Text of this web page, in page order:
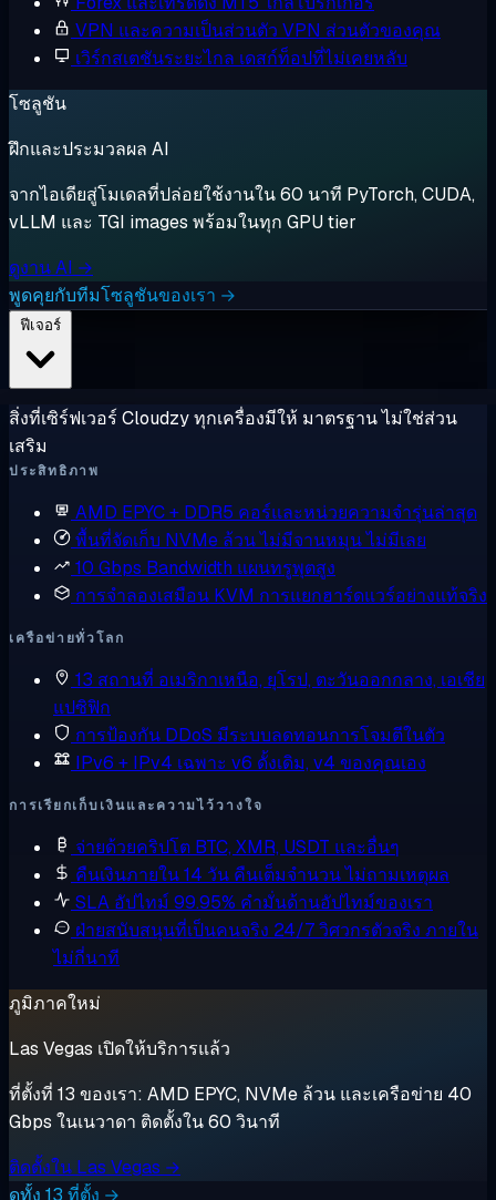
VPN และความเป็นส่วนตัว VPN ส่วนตัวของคุณ
เวิร์กสเตชันระยะไกล เดสก์ท็อปที่ไม่เคยหลับ
โซลูชัน
ฝึกและประมวลผล AI
จากไอเดียสู่โมเดลที่ปล่อยใช้งานใน 60 นาที PyTorch, CUDA,
vLLM และ TGI images พร้อมในทุก GPU tier
ดูงาน AI →
พูดคุยกับทีมโซลูชันของเรา →
สิ่งที่เซิร์ฟเวอร์ Cloudzy ทุกเครื่องมีให้ มาตรฐาน ไม่ใช่ส่วน
เสริม
ประสิทธิภาพ
AMD EPYC + DDR5 คอร์และหน่วยความจำรุ่นล่าสุด
พื้นที่จัดเก็บ NVMe ล้วนไม่มีจานหมุน ไม่มีเลย
10 Gbps Bandwidth แผนทรูพุตสูง
การจำลองเสมือน KVM การแยกฮาร์ดแวร์อย่างแท้จริง
เครือข่ายทั่วโลก
13 สถานที่ อเมริกาเหนือ, ยุโรป, ตะวันออกกลาง, เอเชีย
แปซิฟิก
การป้องกัน DDoS มีระบบลดทอนการโจมตีในตัว
IPv6 + IPv4 เฉพาะ v6 ดั้งเดิม, v4 ของคุณเอง
การเรียกเก็บเงินและความไว้วางใจ
จ่ายด้วยคริปโต BTC, XMR, USDT และอื่นๆ
คืนเงินภายใน 14 วัน คืนเต็มจำนวน ไม่ถามเหตุผล
SLA อัปไทม์ 99.95% คำมั่นด้านอัปไทม์ของเรา
ฝ่ายสนับสนุนที่เป็นคนจริง 24/7วิศวกรตัวจริง ภายใน
ไม่กี่นาที
ภูมิภาคใหม่
Las Vegas เปิดให้บริการแล้ว
ที่ตั้งที่ 13 ของเรา: AMD EPYC, NVMe ล้วน และเครือข่าย 40
Gbps ในเนวาดา ติดตั้งใน 60 วินาที
ติดตั้งใน Las Vegas →
ดูทั้ง 13 ที่ตั้ง →